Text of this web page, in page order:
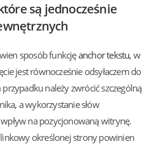
są jednocześnie
sposób funkcjęanchor tekstu, w
jest równocześnie odsyłaczem do
należy zwrócić szczególną
a wykorzystanie słów
na pozycjonowaną witrynę.
określonej strony powinien